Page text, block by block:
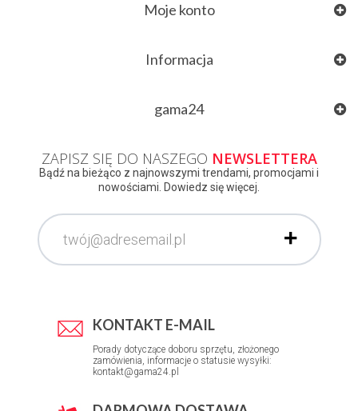
Moje konto
Informacja
gama24
ZAPISZ SIĘ DO NASZEGO NEWSLETTERA
Bądź na bieżąco z najnowszymi trendami, promocjami i
nowościami. Dowiedz się więcej.
KONTAKT E-MAIL
Porady dotyczące doboru sprzętu, złożonego
zamówienia, informacje o statusie wysyłki:
kontakt@gama24.pl